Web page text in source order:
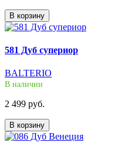
В корзину
581 Дуб супериор
BALTERIO
В наличии
2 499 руб.
В корзину